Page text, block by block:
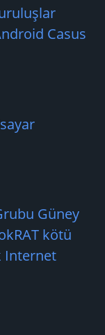
Casus
Güney
kötü
Internet